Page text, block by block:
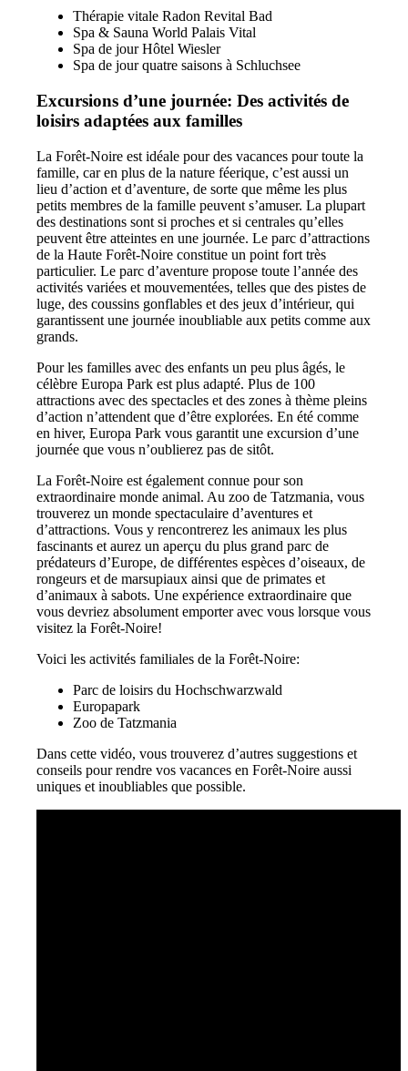
Thérapie vitale Radon Revital Bad
Spa & Sauna World Palais Vital
Spa de jour Hôtel Wiesler
Spa de jour quatre saisons à Schluchsee
Excursions d’une journée: Des activités de
loisirs adaptées aux familles
La Forêt-Noire est idéale pour des vacances pour toute la
famille, car en plus de la nature féerique, c’est aussi un
lieu d’action et d’aventure, de sorte que même les plus
petits membres de la famille peuvent s’amuser. La plupart
des destinations sont si proches et si centrales qu’elles
peuvent être atteintes en une journée. Le parc d’attractions
de la Haute Forêt-Noire constitue un point fort très
particulier. Le parc d’aventure propose toute l’année des
activités variées et mouvementées, telles que des pistes de
luge, des coussins gonflables et des jeux d’intérieur, qui
garantissent une journée inoubliable aux petits comme aux
grands.
Pour les familles avec des enfants un peu plus âgés, le
célèbre Europa Park est plus adapté. Plus de 100
attractions avec des spectacles et des zones à thème pleins
d’action n’attendent que d’être explorées. En été comme
en hiver, Europa Park vous garantit une excursion d’une
journée que vous n’oublierez pas de sitôt.
La Forêt-Noire est également connue pour son
extraordinaire monde animal. Au zoo de Tatzmania, vous
trouverez un monde spectaculaire d’aventures et
d’attractions. Vous y rencontrerez les animaux les plus
fascinants et aurez un aperçu du plus grand parc de
prédateurs d’Europe, de différentes espèces d’oiseaux, de
rongeurs et de marsupiaux ainsi que de primates et
d’animaux à sabots. Une expérience extraordinaire que
vous devriez absolument emporter avec vous lorsque vous
visitez la Forêt-Noire!
Voici les activités familiales de la Forêt-Noire:
Parc de loisirs du Hochschwarzwald
Europapark
Zoo de Tatzmania
Dans cette vidéo, vous trouverez d’autres suggestions et
conseils pour rendre vos vacances en Forêt-Noire aussi
uniques et inoubliables que possible.